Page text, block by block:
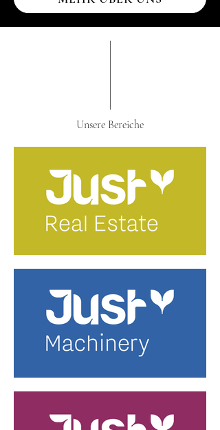
Unsere Bereiche